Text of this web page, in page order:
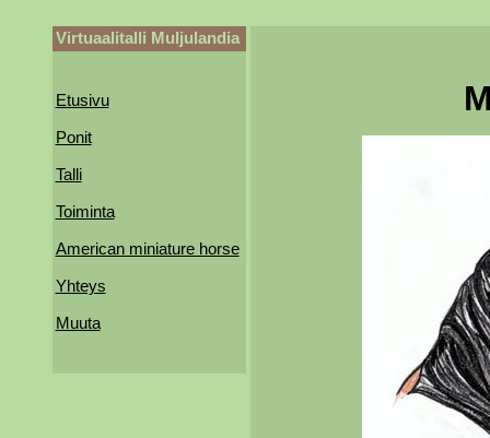
Virtuaalitalli Muljulandia
Etusivu
Ponit
Talli
Toiminta
American miniature horse
Yhteys
Muuta